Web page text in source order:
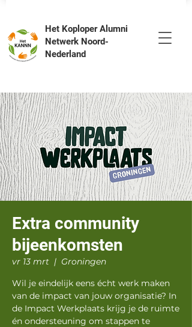
Het Koploper Alumni
Netwerk Noord-
Nederland
Extra community
bijeenkomsten
vr 13 mrt
  |
Groningen
Wil je eindelijk eens écht werk maken
van de impact van jouw organisatie? In
de Impact Werkplaats krijg je de ruimte
én ondersteuning om stappen te